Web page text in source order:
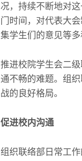
况，持续不断地对
门时间，对代表大
集学生们的意见等
推进校院学生会二
通不畅的难题。组
战的良好格局。
促进校内沟通
组织联络部日常工